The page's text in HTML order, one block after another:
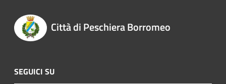
Città di Peschiera Borromeo
SEGUICI SU